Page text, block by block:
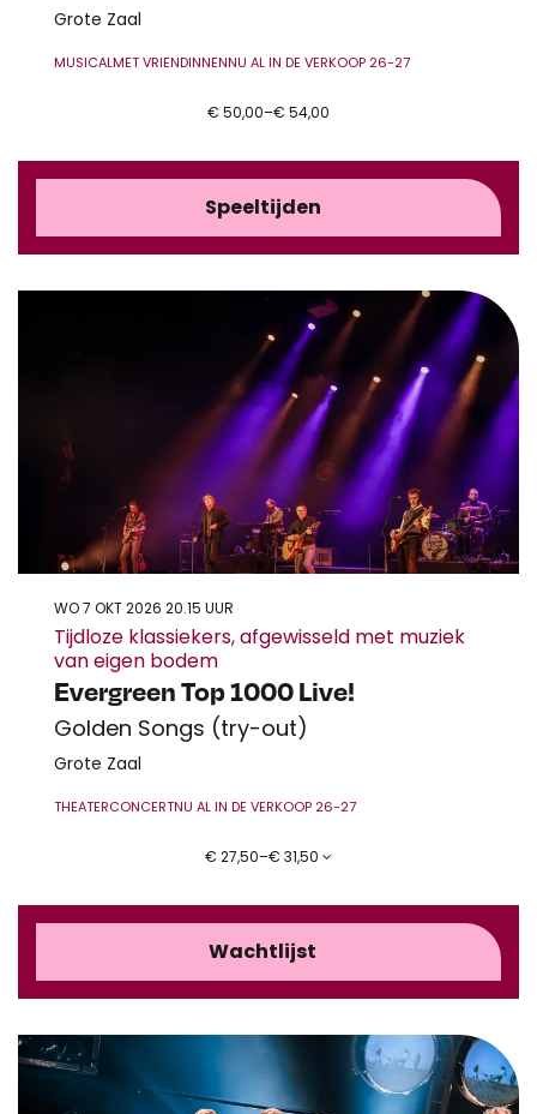
Grote Zaal
MUSICALMET VRIENDINNENNU AL IN DE VERKOOP 26-27
€ 50,00–€ 54,00
Speeltijden
Evergreen Top 1000 Live!
Golden Songs (try-out)
Tijdloze klassiekers, afgewisseld met muziek
van eigen bodem
WO 7 OKT 2026 20.15 UUR
Grote Zaal
THEATERCONCERTNU AL IN DE VERKOOP 26-27
€ 27,50–€ 31,50
Wachtlijst